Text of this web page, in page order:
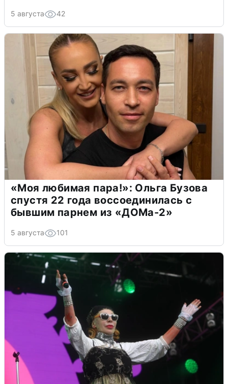
5 августа 42
«Моя любимая пара!»: Ольга Бузова
спустя 22 года воссоединилась с
бывшим парнем из «ДОМа-2»
5 августа 101